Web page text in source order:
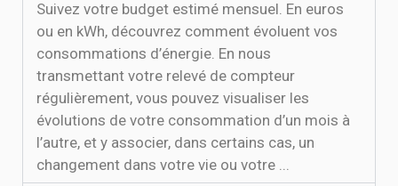
Suivez votre budget estimé mensuel. En euros
ou en kWh, découvrez comment évoluent vos
consommations d’énergie. En nous
transmettant votre relevé de compteur
régulièrement, vous pouvez visualiser les
évolutions de votre consommation d’un mois à
l’autre, et y associer, dans certains cas, un
changement dans votre vie ou votre ...